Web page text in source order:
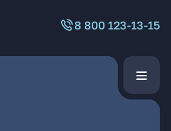
8 800 123-13-15